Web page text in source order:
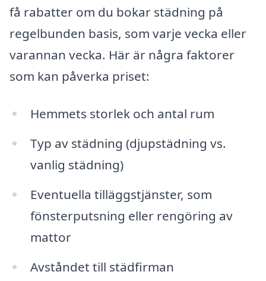
få rabatter om du bokar städning på
regelbunden basis, som varje vecka eller
varannan vecka. Här är några faktorer
som kan påverka priset:
Hemmets storlek och antal rum
Typ av städning (djupstädning vs.
vanlig städning)
Eventuella tilläggstjänster, som
fönsterputsning eller rengöring av
mattor
Avståndet till städfirman